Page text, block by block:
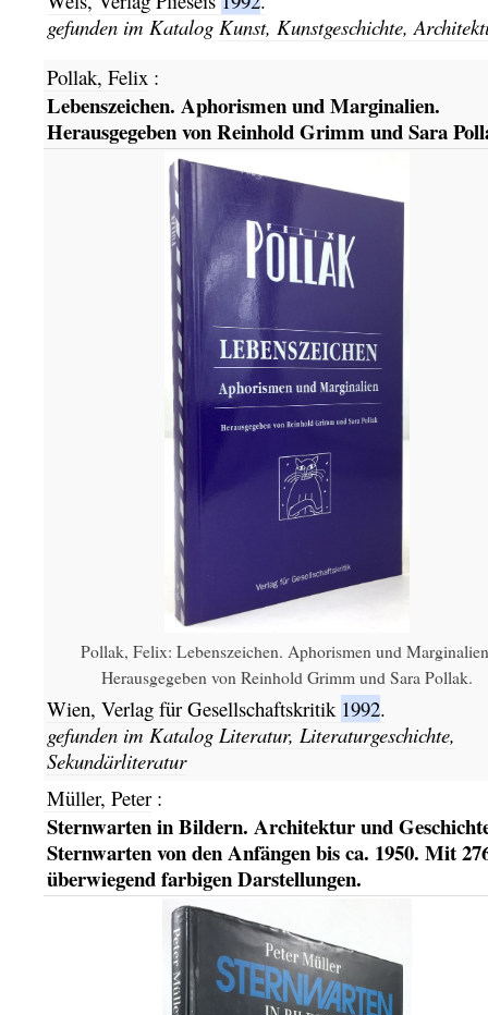
gefunden im Katalog Kunst, Kunstgeschichte,
Pollak, Felix :
Lebenszeichen. Aphorismen und Marginalien.
Herausgegeben von Reinhold Grimm und Sara
Pollak, Felix: Lebenszeichen. Aphorismen und
Herausgegeben von Reinhold Grimm und Sara Pollak.
Wien, Verlag für Gesellschaftskritik 1992.
gefunden im Katalog Literatur, Literaturgeschichte,
Sekundärliteratur
Müller, Peter:
Sternwarten in Bildern. Architektur und
Sternwarten von den Anfängen bis ca. 1950. Mit
überwiegend farbigen Darstellungen.